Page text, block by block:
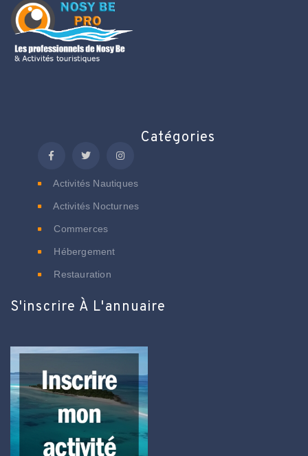
Catégories
Activités Nautiques
Activités Nocturnes
Commerces
Hébergement
Restauration
S'inscrire À L'annuaire